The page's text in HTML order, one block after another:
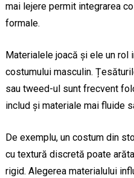
mai lejere permit integrarea
formale.
Materialele joacă și ele un rol
costumului masculin.
sau tweed-ul sunt frecvent
includ și materiale mai fluide
De exemplu, un costum din
cu textură discretă poate
rigid. Alegerea materialului